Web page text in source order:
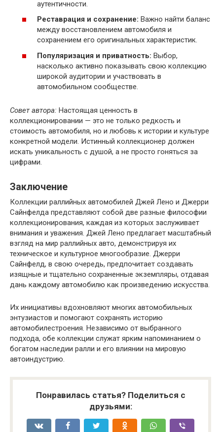
аутентичности.
Реставрация и сохранение: Важно найти баланс
между восстановлением автомобиля и
сохранением его оригинальных характеристик.
Популяризация и приватность: Выбор,
насколько активно показывать свою коллекцию
широкой аудитории и участвовать в
автомобильном сообществе.
Совет автора: Настоящая ценность в
коллекционировании — это не только редкость и
стоимость автомобиля, но и любовь к истории и культуре
конкретной модели. Истинный коллекционер должен
искать уникальность с душой, а не просто гоняться за
цифрами.
Заключение
Коллекции раллийных автомобилей Джей Лено и Джерри
Сайнфелда представляют собой две разные философии
коллекционирования, каждая из которых заслуживает
внимания и уважения. Джей Лено предлагает масштабный
взгляд на мир раллийных авто, демонстрируя их
техническое и культурное многообразие. Джерри
Сайнфелд, в свою очередь, предпочитает создавать
изящные и тщательно сохраненные экземпляры, отдавая
дань каждому автомобилю как произведению искусства.
Их инициативы вдохновляют многих автомобильных
энтузиастов и помогают сохранять историю
автомобилестроения. Независимо от выбранного
подхода, обе коллекции служат ярким напоминанием о
богатом наследии ралли и его влиянии на мировую
автоиндустрию.
Понравилась статья? Поделиться с
друзьями: